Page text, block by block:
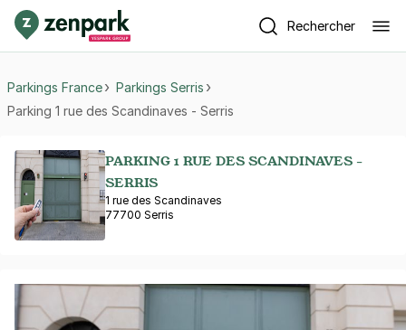
Rechercher
Parkings France
Parkings Serris
Parking 1 rue des Scandinaves - Serris
PARKING 1 RUE DES SCANDINAVES -
SERRIS
1 rue des Scandinaves
77700 Serris